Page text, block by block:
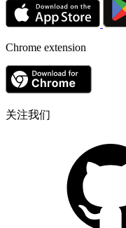
Chrome extension
关注我们